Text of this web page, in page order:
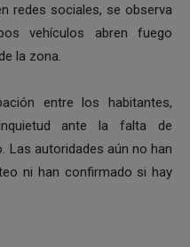
redes sociales, se observa
vehículos abren fuego
la zona.
entre los habitantes,
ante la falta de
Las autoridades aún no han
ni han confirmado si hay